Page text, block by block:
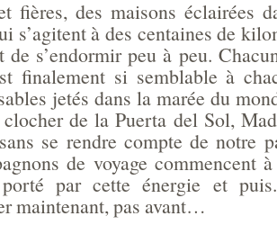
fières, des maisons éclairées
s’agitent à des centaines de
de s’endormir peu à peu.
finalement si semblable à
jetés dans la marée du
de la Puerta del Sol,
se rendre compte de notre
de voyage commencent
par cette énergie et
maintenant, pas avant…